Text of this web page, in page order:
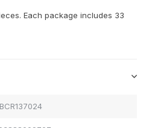
Each package includes 33